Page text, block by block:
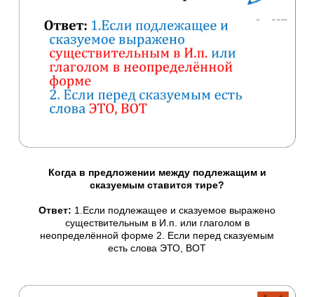
Когда в предложении между подлежащим и
сказуемым ставится тире?
Ответ: 1.Если подлежащее и сказуемое выражено
существительным в И.п. или глаголом в
неопределённой форме 2. Если перед сказуемым
есть слова ЭТО, ВОТ